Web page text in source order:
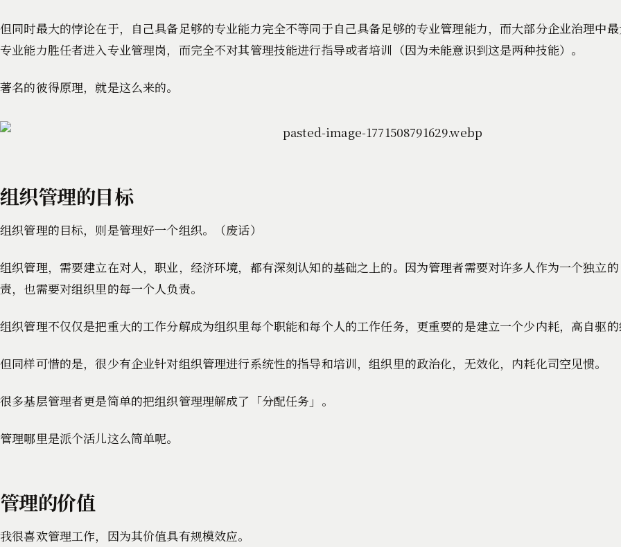
但同时最大的悖论在于，自己具备足够的专业能力完全不等同于自己具备足够的专业管理能力，而大部分企业治理中
专业能力胜任者进入专业管理岗，而完全不对其管理技能进行指导或者培训（因为未能意识到这是两种技能）。
著名的彼得原理，就是这么来的。
组织管理的目标
组织管理的目标，则是管理好一个组织。（废话）
组织管理，需要建立在对人，职业，经济环境，都有深刻认知的基础之上的。因为管理者需要对许多人作为一个独立
责，也需要对组织里的每一个人负责。
组织管理不仅仅是把重大的工作分解成为组织里每个职能和每个人的工作任务，更重要的是建立一个少内耗，高自驱的
但同样可惜的是，很少有企业针对组织管理进行系统性的指导和培训，组织里的政治化，无效化，内耗化司空见惯。
很多基层管理者更是简单的把组织管理理解成了「分配任务」。
管理哪里是派个活儿这么简单呢。
管理的价值
我很喜欢管理工作，因为其价值具有规模效应。